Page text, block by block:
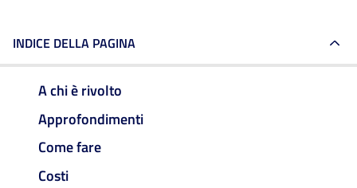
INDICE DELLA PAGINA
A chi è rivolto
Approfondimenti
Come fare
Costi